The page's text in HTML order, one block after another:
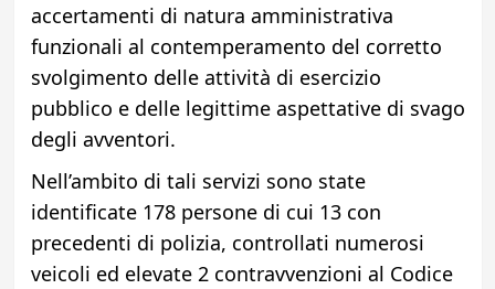
accertamenti di natura amministrativa
funzionali al contemperamento del corretto
svolgimento delle attività di esercizio
pubblico e delle legittime aspettative di svago
degli avventori.
Nell’ambito di tali servizi sono state
identificate 178 persone di cui 13 con
precedenti di polizia, controllati numerosi
veicoli ed elevate 2 contravvenzioni al Codice